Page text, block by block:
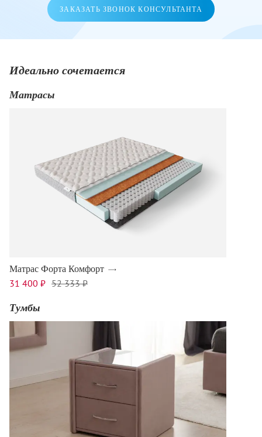
ЗАКАЗАТЬ ЗВОНОК КОНСУЛЬТАНТА
Идеально сочетается
Матрасы
Матрас Форта Комфорт
31 400 ₽ 52 333 ₽
Тумбы